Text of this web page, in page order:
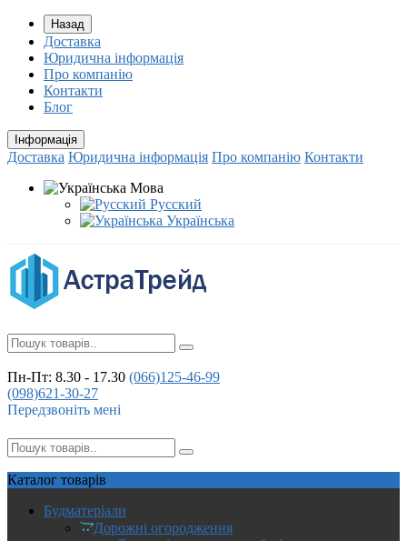
Назад
Доставка
Юридична інформація
Про компанію
Контакти
Блог
Інформація
Доставка Юридична інформація Про компанію Контакти
Мова
Русский
Українська
Пн-Пт: 8.30 - 17.30 (066)125-46-99
(098)621-30-27
Передзвоніть мені
Каталог товарів
Будматеріали
Дорожні огородження